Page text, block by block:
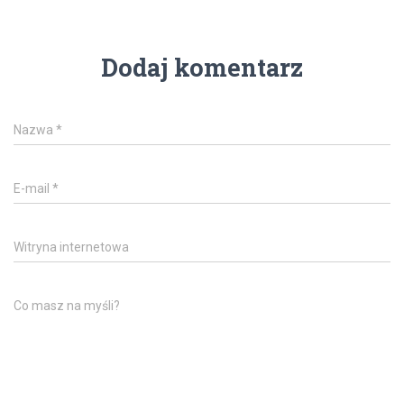
Dodaj komentarz
Nazwa *
E-mail *
Witryna internetowa
Co masz na myśli?